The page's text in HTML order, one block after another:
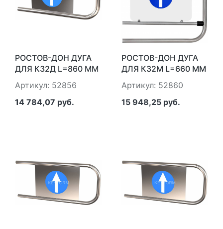
РОСТОВ-ДОН ДУГА
ДЛЯ К32Д L=860 ММ
Артикул: 52856
14 784,07 руб.
РОСТОВ-ДОН ДУГА
ДЛЯ К32М L=660 ММ
Артикул: 52860
15 948,25 руб.